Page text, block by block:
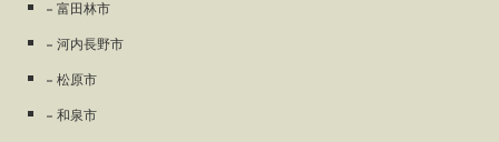
富田林市
河内長野市
松原市
和泉市